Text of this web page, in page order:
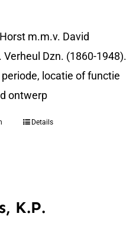
m.m.v. David
Verheul Dzn. (1860-1948).
locatie of functie
ontwerp
Details
K.P.